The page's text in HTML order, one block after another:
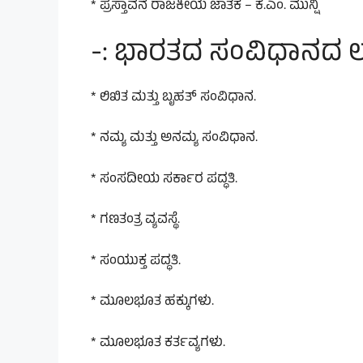
* ಪ್ರಸ್ತಾವನೆ ರಾಜಕೀಯ ಜಾತಕ – ಕೆ.ಎಂ. ಮುನ್ಷಿ
-: ಭಾರತದ ಸಂವಿಧಾನದ
* ಲಿಖಿತ ಮತ್ತು ಬೃಹತ್ ಸಂವಿಧಾನ.
* ನಮ್ಯ ಮತ್ತು ಅನಮ್ಯ ಸಂವಿಧಾನ.
* ಸಂಸದೀಯ ಸರ್ಕಾರ ಪದ್ಧತಿ.
* ಗಣತಂತ್ರ ವ್ಯವಸ್ಥೆ.
* ಸಂಯುಕ್ತ ಪದ್ಧತಿ.
* ಮೂಲಭೂತ ಹಕ್ಕುಗಳು.
* ಮೂಲಭೂತ ಕರ್ತವ್ಯಗಳು.